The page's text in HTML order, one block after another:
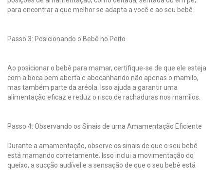
para encontrar a que melhor se adapta a você e ao seu bebê.
Passo 3: Posicionando o Bebê no Peito
Ao posicionar o bebê para mamar, certifique-se de que ele esteja
com a boca bem aberta e abocanhando não apenas o mamilo,
mas também parte da aréola. Isso ajuda a garantir uma
alimentação eficaz e reduz o risco de rachaduras nos mamilos.
Passo 4: Observando os Sinais de uma Amamentação Eficiente
Durante a amamentação, observe os sinais de que o seu bebê
está mamando corretamente. Isso inclui a movimentação do
queixo, a sucção audível e a sensação de que o seu bebê está